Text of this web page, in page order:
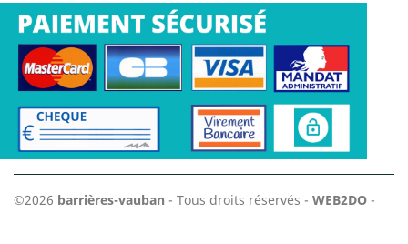
©2026 barrières-vauban - Tous droits réservés - WEB2DO -